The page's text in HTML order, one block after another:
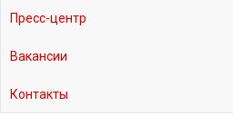
Пресс-центр
Вакансии
Контакты